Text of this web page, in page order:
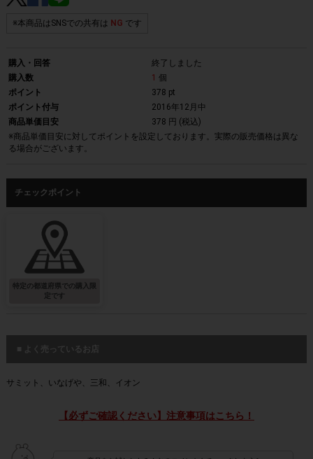
※本商品はSNSでの共有は NG です
購入・回答
終了しました
購入数
1 個
ポイント
378 pt
ポイント付与
2016年12月中
商品単価目安
378 円 (税込)
※商品単価目安に対してポイントを設定しております。実際の販売価格は異な
る場合がございます。
チェックポイント
特定の都道府県での購入限
定です
■ よく売っているお店
サミット、いなげや、三和、イオン
【必ずご確認ください】注意事項はこちら！